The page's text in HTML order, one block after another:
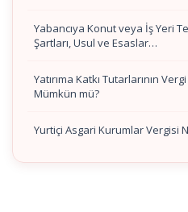
Yabancıya Konut veya İş Yeri
Şartları, Usul ve Esaslar…
Yatırıma Katkı Tutarlarının
Mümkün mü?
Yurtiçi Asgari Kurumlar Vergisi